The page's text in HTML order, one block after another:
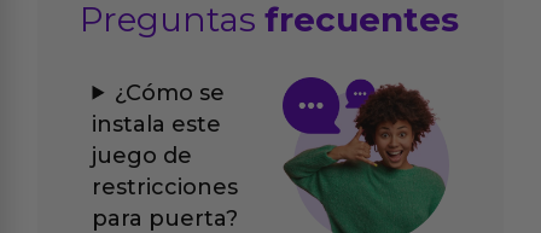
Preguntasfrecuentes
¿Cómo se
instala este
juego de
restricciones
para puerta?